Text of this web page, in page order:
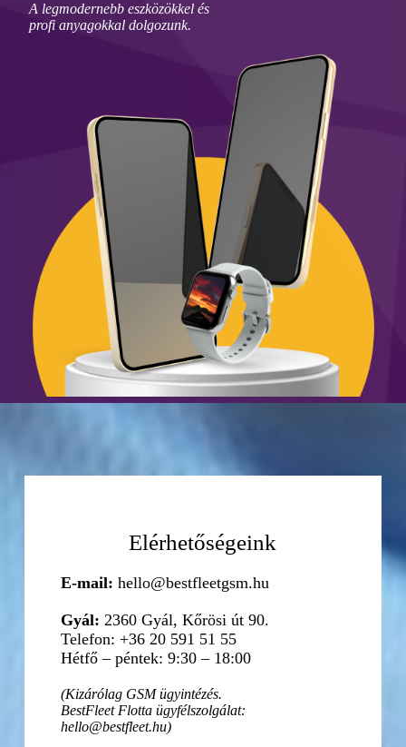
A legmodernebb eszközökkel és
profi anyagokkal dolgozunk.
Elérhetőségeink
E-mail: hello@bestfleetgsm.hu
Gyál: 2360 Gyál, Kőrösi út 90.
Telefon: +36 20 591 51 55
Hétfő – péntek: 9:30 – 18:00
(Kizárólag GSM ügyintézés.
BestFleet Flotta ügyfélszolgálat:
hello@bestfleet.hu)